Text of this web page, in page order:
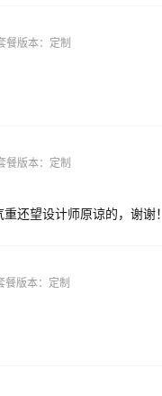
餐版本： 定制
餐版本： 定制
还望设计师原谅的，谢谢！
餐版本： 定制